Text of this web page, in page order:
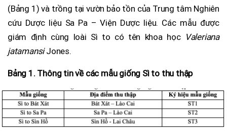
(Bảng 1) và trồng tại vườn bảo tồn của Trung tâm Nghiên
cứu Dược liệu Sa Pa – Viện Dược liệu. Các mẫu được
giám định cùng loài Sì to có tên khoa học Valeriana
jatamansiJones.
Bảng 1. Thông tin về các mẫu giống Sì to thu thập